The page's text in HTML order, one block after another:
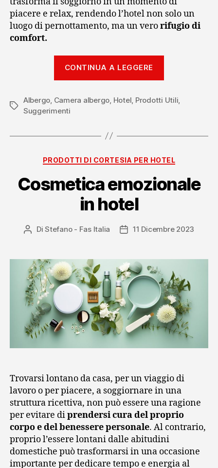
piacere e relax, rendendo l’hotel non solo un
luogo di pernottamento, ma un verorifugio di
comfort.
CONTINUA A LEGGERE
hotel
Tag
Albergo, Camera albergo, Hotel, Prodotti Utili,
Suggerimenti
Categorie
PRODOTTI DI CORTESIA PER HOTEL
Cosmetica emozionale
in hotel
Autore
DiStefano - Fas Italia
Data11 Dicembre 2023
Trovarsi lontano da casa, per un viaggio di
lavoro o per piacere, a soggiornare in una
struttura ricettiva, non può essere una ragione
per evitare diprendersi cura del proprio
corpo e del benessere personale. Al contrario,
proprio l’essere lontani dalle abitudini
domestiche può trasformarsi in una occasione
importante per dedicare tempo e energia al